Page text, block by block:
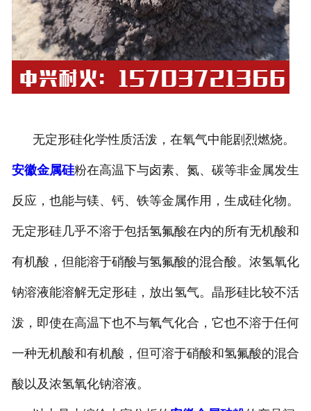
无定形硅化学性质活泼，在氧气中能剧烈燃烧。
安徽金属硅粉在高温下与卤素、氮、碳等非金属发生
反应，也能与镁、钙、铁等金属作用，生成硅化物。
无定形硅几乎不溶于包括氢氟酸在内的所有无机酸和
有机酸，但能溶于硝酸与氢氟酸的混合酸。浓氢氧化
钠溶液能溶解无定形硅，放出氢气。晶形硅比较不活
泼，即使在高温下也不与氧气化合，它也不溶于任何
一种无机酸和有机酸，但可溶于硝酸和氢氟酸的混合
酸以及浓氢氧化钠溶液。